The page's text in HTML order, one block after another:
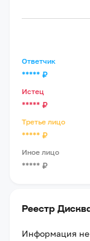
Ответчик
***** ₽
Истец
***** ₽
Третье лицо
***** ₽
Иное лицо
***** ₽
Реестр
Информация